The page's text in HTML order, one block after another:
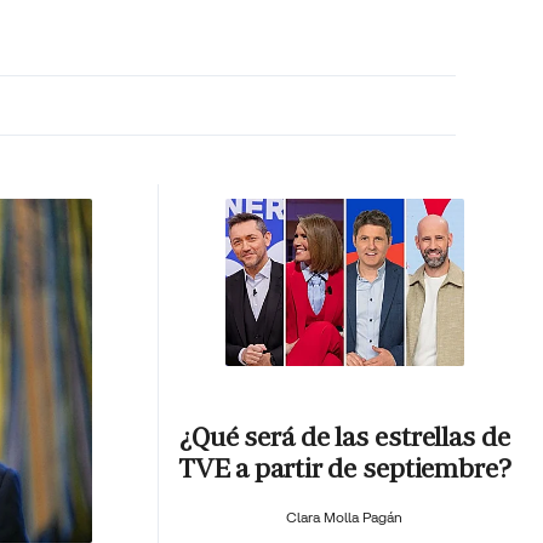
¿Qué será de las estrellas de
TVE a partir de septiembre?
Clara Molla Pagán